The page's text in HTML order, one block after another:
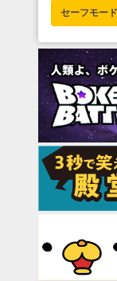
セーフモー